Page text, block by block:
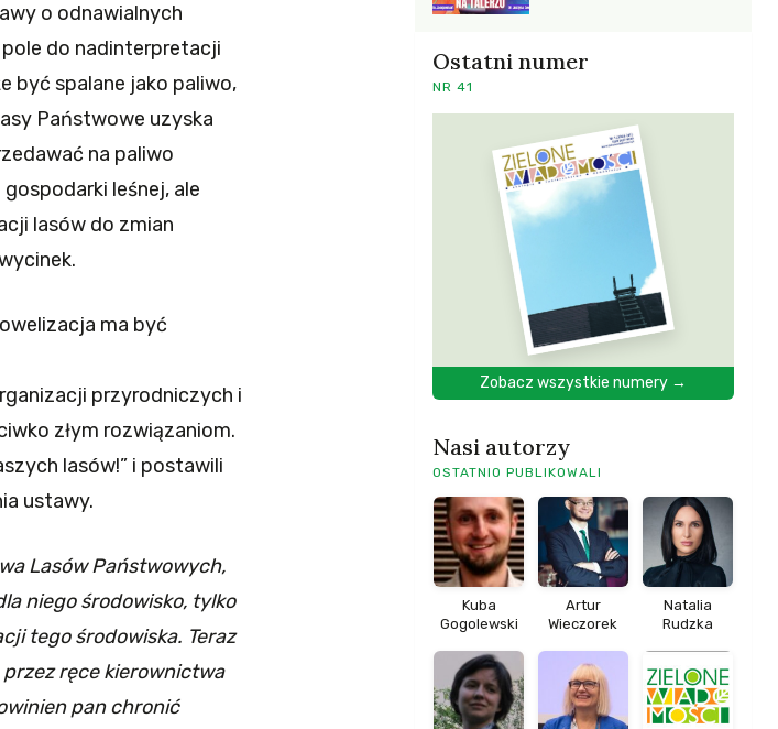
o odnawialnych
do nadinterpretacji
być spalane jako paliwo,
Państwowe uzyska
na paliwo
leśnej, ale
lasów do zmian
ma być
przyrodniczych i
złym rozwiązaniom.
lasów!” i postawili
ustawy.
Lasów Państwowych,
niego środowisko, tylko
tego środowiska. Teraz
ręce kierownictwa
pan chronić
Ostatni numer
NR 41
Zobacz wszystkie numery →
Nasi autorzy
OSTATNIO PUBLIKOWALI
Kuba
Gogolewski
Artur
Wieczorek
Natalia
Rudzka